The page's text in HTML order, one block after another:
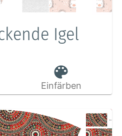
Igel
Einfärben